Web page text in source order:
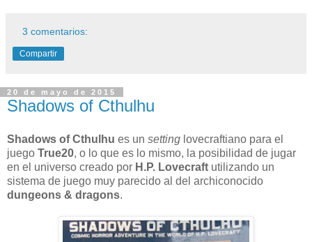
3 comentarios:
Compartir
20 de mayo de 2015
Shadows of Cthulhu
Shadows of Cthulhu es un setting lovecraftiano para el
juego True20, o lo que es lo mismo, la posibilidad de jugar
en el universo creado por H.P. Lovecraft utilizando un
sistema de juego muy parecido al del archiconocido
dungeons & dragons.